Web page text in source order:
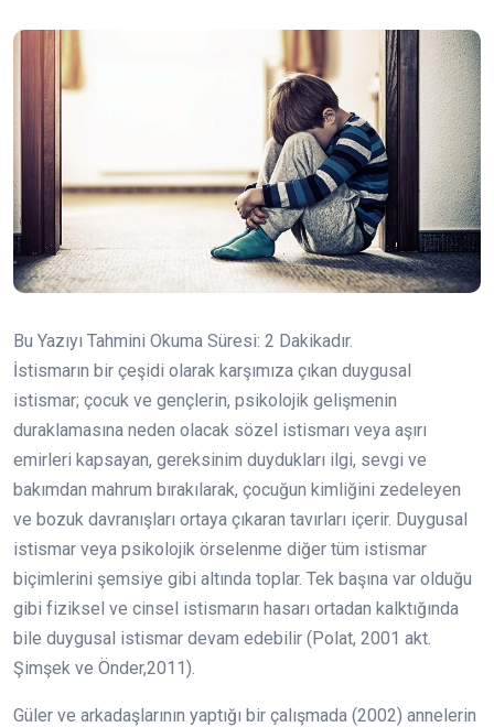
Bu Yazıyı Tahmini Okuma Süresi: 2 Dakikadır.
İstismarın bir çeşidi olarak karşımıza çıkan duygusal
istismar; çocuk ve gençlerin, psikolojik gelişmenin
duraklamasına neden olacak sözel istismarı veya aşırı
emirleri kapsayan, gereksinim duydukları ilgi, sevgi ve
bakımdan mahrum bırakılarak, çocuğun kimliğini zedeleyen
ve bozuk davranışları ortaya çıkaran tavırları içerir. Duygusal
istismar veya psikolojik örselenme diğer tüm istismar
biçimlerini şemsiye gibi altında toplar. Tek başına var olduğu
gibi fiziksel ve cinsel istismarın hasarı ortadan kalktığında
bile duygusal istismar devam edebilir (Polat, 2001 akt.
Şimşek ve Önder,2011).
Güler ve arkadaşlarının yaptığı bir çalışmada (2002) annelerin